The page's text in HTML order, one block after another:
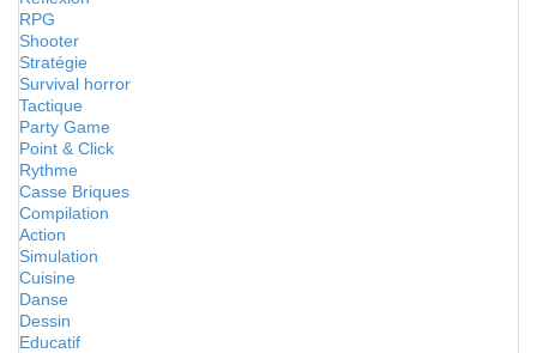
RPG
Shooter
Stratégie
Survival horror
Tactique
Party Game
Point & Click
Rythme
Casse Briques
Compilation
Action
Simulation
Cuisine
Danse
Dessin
Educatif